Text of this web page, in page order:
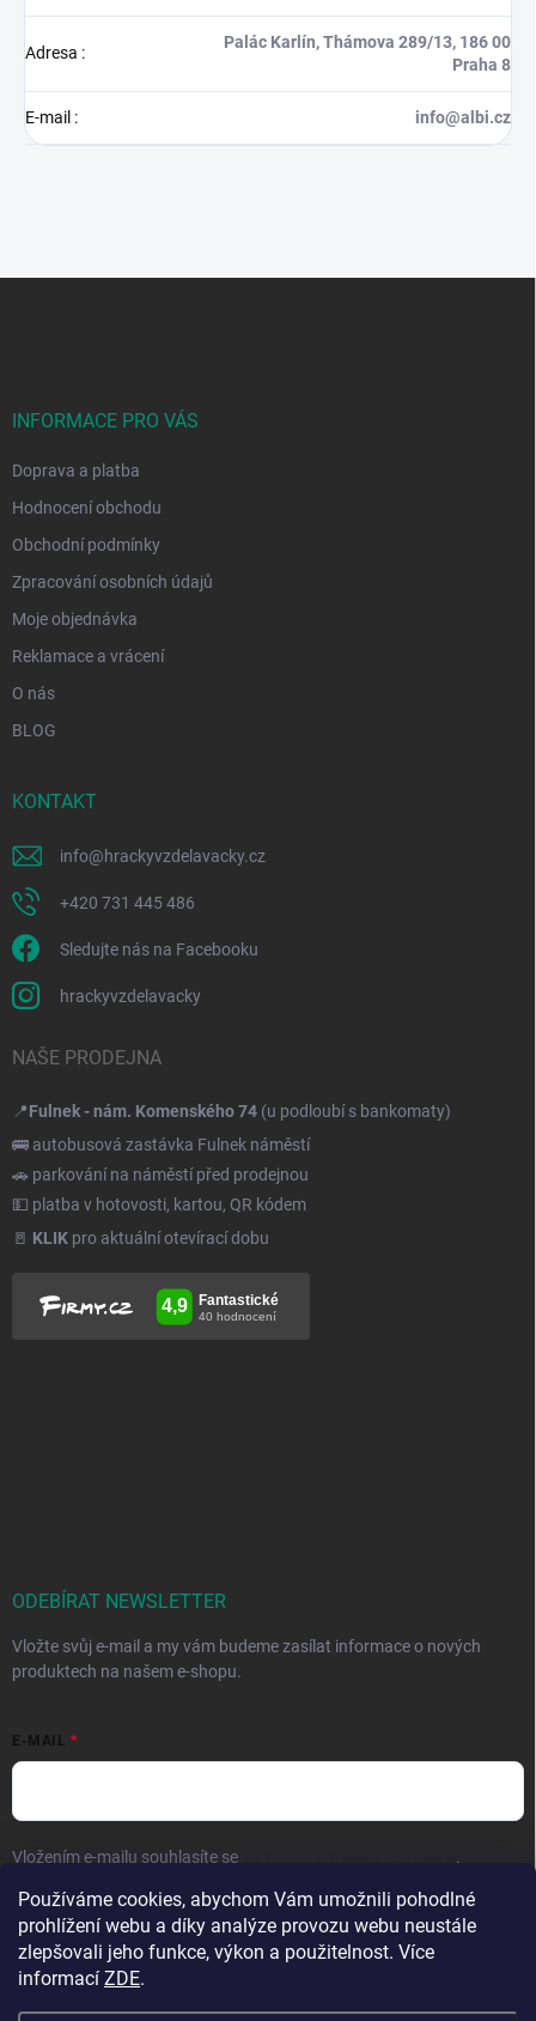
Používáme cookies, abychom Vám umožnili pohodlné
prohlížení webu a díky analýze provozu webu neustále
zlepšovali jeho funkce, výkon a použitelnost. Více
informací ZDE.
Adresa :
Palác Karlín, Thámova 289/13, 186 00
Praha 8
E-mail : info@albi.cz
INFORMACE PRO VÁS
Doprava a platba
Hodnocení obchodu
Obchodní podmínky
Zpracování osobních údajů
Moje objednávka
Reklamace a vrácení
O nás
BLOG
KONTAKT
info@hrackyvzdelavacky.cz
+420 731 445 486
Sledujte nás na Facebooku
hrackyvzdelavacky
NAŠE PRODEJNA
📍Fulnek - nám. Komenského 74 (u podloubí s bankomaty)
🚌 autobusová zastávka Fulnek náměstí
🚗 parkování na náměstí před prodejnou
💵 platba v hotovosti, kartou, QR kódem
🚪 KLIK pro aktuální otevírací dobu
ODEBÍRAT NEWSLETTER
Vložte svůj e-mail a my vám budeme zasílat informace o nových
produktech na našem e-shopu.
E-MAIL
Vložením e-mailu souhlasíte se .
Přihlásit se